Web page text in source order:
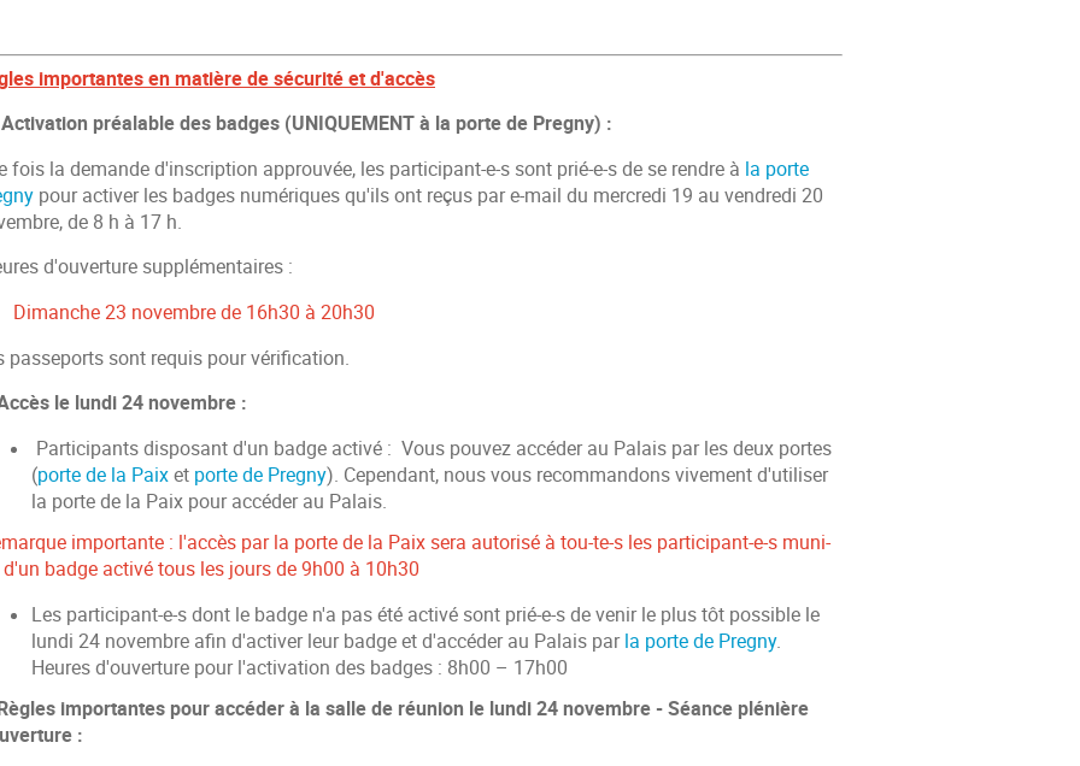
importantes en matière de sécurité et d'accès
préalable des badges (UNIQUEMENT à la porte de Pregny) :
fois la demande d'inscription approuvée, les participant-e-s sont prié-e-s de se rendre à la porte
pour activer les badges numériques qu'ils ont reçus par e-mail du mercredi 19 au vendredi 20
de 8 h à 17 h.
d'ouverture supplémentaires :
Dimanche 23 novembre de 16h30 à 20h30
passeports sont requis pour vérification.
le lundi 24 novembre :
Participants disposant d'un badge activé : Vous pouvez accéder au Palais par les deux portes
(porte de la Paixet porte de Pregny). Cependant, nous vous recommandons vivement d'utiliser
la porte de la Paix pour accéder au Palais.
importante : l'accès par la porte de la Paix sera autorisé à tou-te-s les participant-e-s muni-
d'un badge activé tous les jours de 9h00 à 10h30
Les participant-e-s dont le badge n'a pas été activé sont prié-e-s de venir le plus tôt possible le
lundi 24 novembre afin d'activer leur badge et d'accéder au Palais parla porte de Pregny.
Heures d'ouverture pour l'activation des badges : 8h00 – 17h00
importantes pour accéder à la salle de réunion le lundi 24 novembre - Séance plénière
: